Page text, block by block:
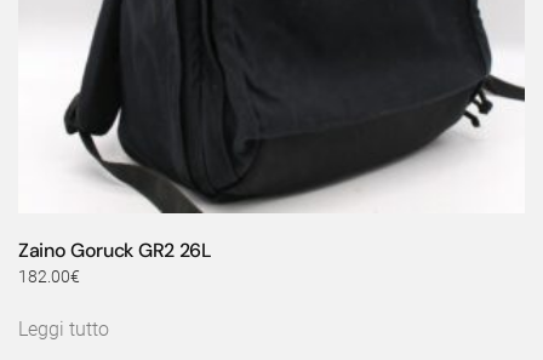
Zaino Goruck GR2 26L
182.00€
Leggi tutto